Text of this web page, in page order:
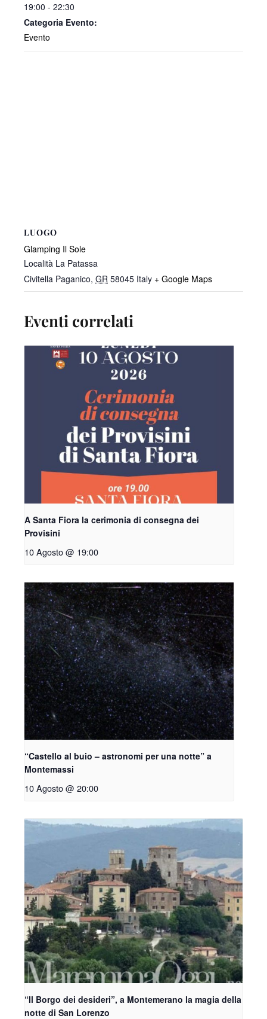
19:00 - 22:30
Categoria Evento:
Evento
LUOGO
Glamping Il Sole
Località La Patassa
Civitella Paganico, GR 58045 Italy + Google Maps
Eventi correlati
A Santa Fiora la cerimonia di consegna dei
Provisini
10 Agosto @ 19:00
“Castello al buio – astronomi per una notte” a
Montemassi
10 Agosto @ 20:00
“Il Borgo dei desideri”, a Montemerano la magia della
notte di San Lorenzo